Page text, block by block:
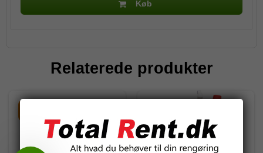
Køb
Relaterede produkter